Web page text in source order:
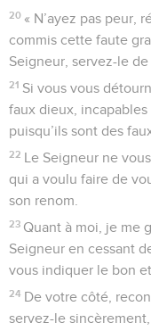
20 « N’ayez pas peur,
commis cette faute
Seigneur, servez-le
21 Si vous vous
faux dieux, incapables
puisqu’ils sont des
22 Le Seigneur ne
qui a voulu faire de
son renom.
23 Quant à moi, je me
Seigneur en cessant
vous indiquer le bon
24 De votre côté,
servez-le